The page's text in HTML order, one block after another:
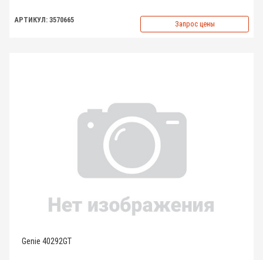
АРТИКУЛ: 3570665 Запрос цены
Genie 40292GT